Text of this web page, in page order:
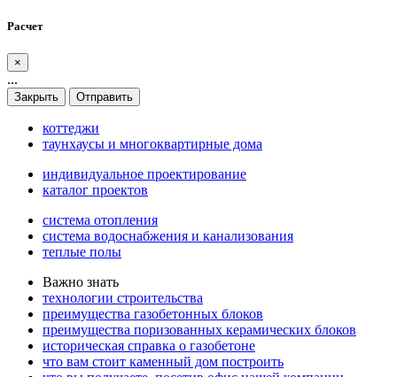
Расчет
×
...
Закрыть Отправить
коттеджи
таунхаусы и многоквартирные дома
индивидуальное проектирование
каталог проектов
система отопления
система водоснабжения и канализования
теплые полы
Важно знать
технологии строительства
преимущества газобетонных блоков
преимущества поризованных керамических блоков
историческая справка о газобетоне
что вам стоит каменный дом построить